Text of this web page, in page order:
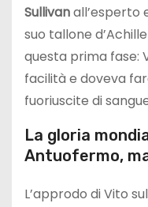
Sullivanall’esperto
suo tallone
questa prima fase:
facilità e doveva
fuoriuscite di
La gloria
Antuofermo,
L’approdo di Vito